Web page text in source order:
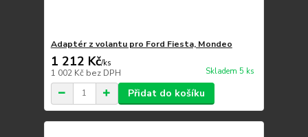
Adaptér z volantu pro Ford Fiesta, Mondeo
1 212 Kč/ks
1 002 Kč bez DPH Skladem 5 ks
Přidat do košíku